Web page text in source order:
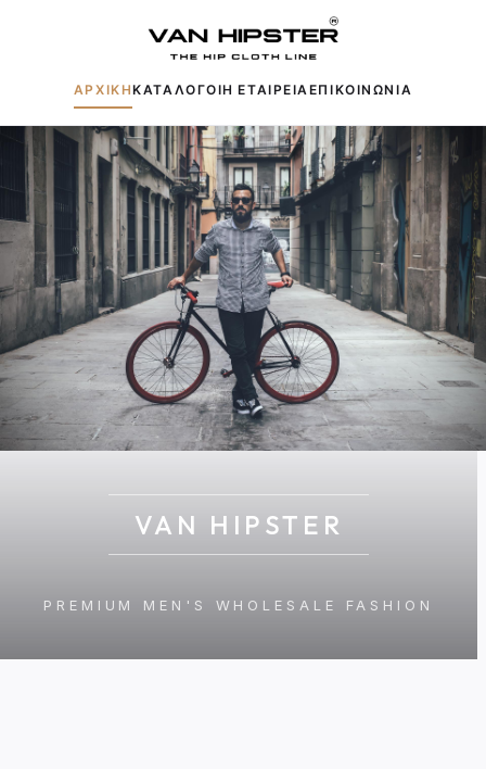
ΑΡΧΙΚΗΚΑΤΑΛΟΓΟΙΗ ΕΤΑΙΡΕΙΑΕΠΙΚΟΙΝΩΝΙΑ
Δημοφιλείς αναζητήσεις: Πουκάμισα
Μπουφάν
Παντελόνια
Πλεκτά
VAN HIPSTER
PREMIUM MEN'S WHOLESALE FASHION